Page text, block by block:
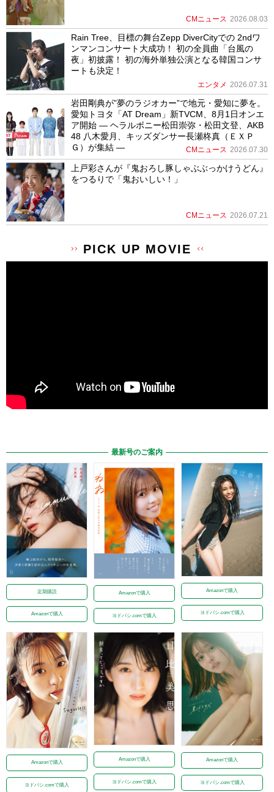
CMニュース 2026.08.03
Rain Tree、目標の舞台Zepp DiverCityでの 2ndワ
ンマンコンサート大成功！ 初の全員曲「台風の
夜」初披露！ 初の海外単独公演となる韓国コンサ
ートも決定！
エンタメ 2026.07.31
岩田剛典が”夢のラジオカー”で地元・愛知に夢を。
愛知トヨタ「AT Dream」新TVCM、8月1日オンエ
ア開始 ― ヘラルボニー松田崇弥・松田文登、AKB
48 八木愛月、キッズダンサー長瀬柊真（ＥＸＰ
Ｇ）が集結 ―
CMニュース 2026.07.30
上戸彩さんが『鬼おろし豚しゃぶぶっかけうどん』
をつるりで「鬼おいしい！」
CMニュース 2026.07.21
PICK UP MOVIE
最新号のご案内
定期購読
Amazonで購入
Amazonで購入
ヨドバシ.comで購入
Amazonで購入
ヨドバシ.comで購入
Amazonで購入
ヨドバシ.comで購入
Amazonで購入
ヨドバシ.comで購入
Amazonで購入
ヨドバシ.comで購入